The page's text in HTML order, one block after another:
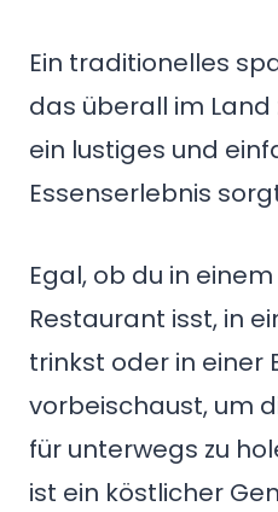
Ein traditionelles
das überall im
ein lustiges und
Essenserlebnis
Egal, ob du in
Restaurant isst, in
trinkst oder in einer
vorbeischaust, um
für unterwegs zu
ist ein köstlicher